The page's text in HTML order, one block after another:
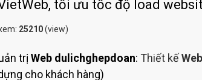
tối ưu tốc độ load
25210(view)
trị Web dulichghepdoan: Thiết kế
cho khách hàng)